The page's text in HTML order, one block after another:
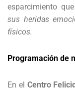
esparcimiento
sus heridas
físicos.
Programación de
En el Centro